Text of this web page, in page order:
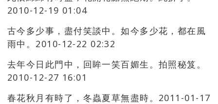
2010-12-19 01:04
古今多少事，盡付笑談中。如今多少花，都在風
雨中。2010-12-22 02:32
去年今日此門中，回眸一笑百媚生。拍照秘笈。
2010-12-27 16:01
春花秋月有時了，冬蟲夏草無盡時。2011-01-17